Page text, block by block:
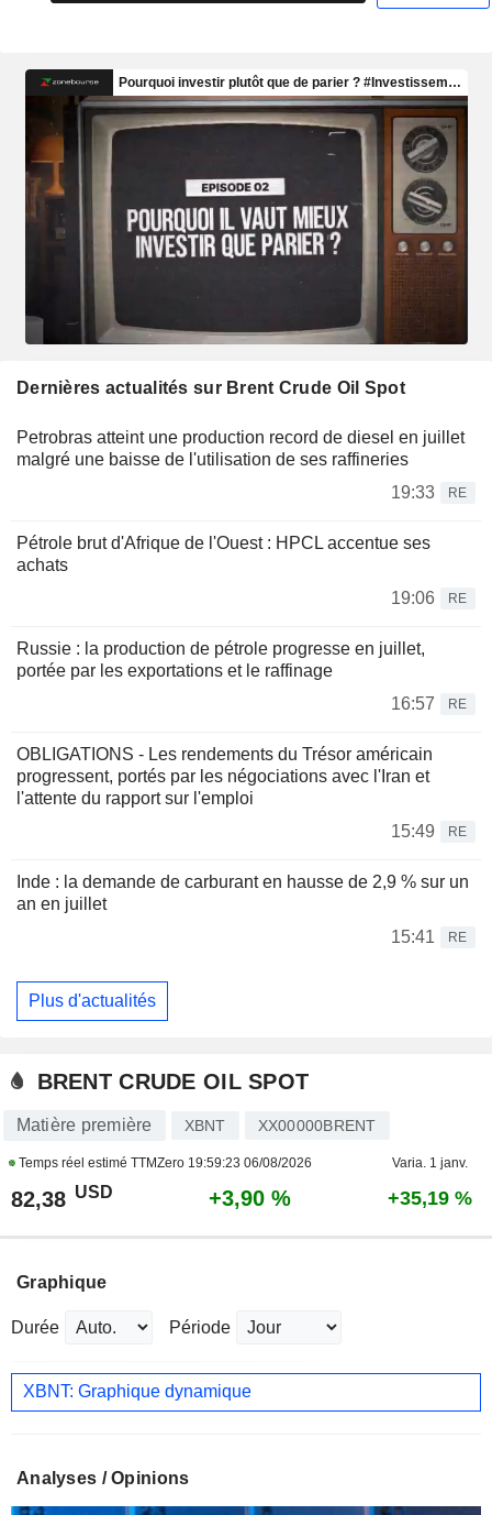
Dernières actualités sur Brent Crude Oil Spot
Petrobras atteint une production record de diesel en juillet
malgré une baisse de l'utilisation de ses raffineries
19:33
RE
Pétrole brut d'Afrique de l'Ouest : HPCL accentue ses
achats
19:06
RE
Russie : la production de pétrole progresse en juillet,
portée par les exportations et le raffinage
16:57
RE
OBLIGATIONS - Les rendements du Trésor américain
progressent, portés par les négociations avec l'Iran et
l'attente du rapport sur l'emploi
15:49
RE
Inde : la demande de carburant en hausse de 2,9 % sur un
an en juillet
15:41
RE
Plus d'actualités
BRENT CRUDE OIL SPOT
Matière première XBNT XX00000BRENT
Temps réel estimé TTMZero 19:59:23 06/08/2026 Varia. 1 janv.
82,38 USD +3,90 % +35,19 %
Graphique
Durée Période
XBNT: Graphique dynamique
Analyses / Opinions